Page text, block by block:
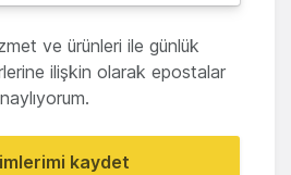
ve ürünleri ile günlük
ilişkin olarak epostalar
kaydet